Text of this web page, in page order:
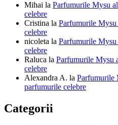
Mihai la Parfumurile Mysu
celebre
Cristina la Parfumurile
celebre
nicoleta la Parfumurile
celebre
Raluca la Parfumurile Mysu
celebre
Alexandra A. la Parfumurile
parfumurile celebre
Categorii